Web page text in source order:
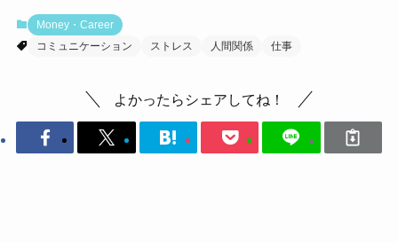
Money・Career
コミュニケーション
ストレス 人間関係 仕事
よかったらシェアしてね！